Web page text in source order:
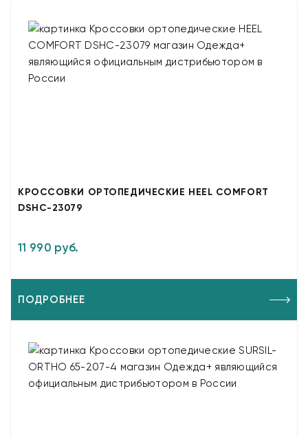
КРОССОВКИ ОРТОПЕДИЧЕСКИЕ HEEL COMFORT
DSHC-23079
11 990 руб.
ПОДРОБНЕЕ